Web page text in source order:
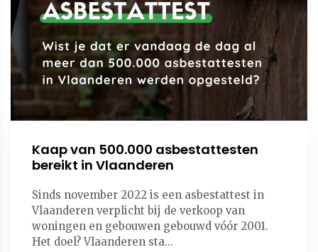
Kaap van 500.000 asbestattesten
bereikt in Vlaanderen
Sinds november 2022 is een asbestattest in
Vlaanderen verplicht bij de verkoop van
woningen en gebouwen gebouwd vóór 2001.
Het doel? Vlaanderen sta...